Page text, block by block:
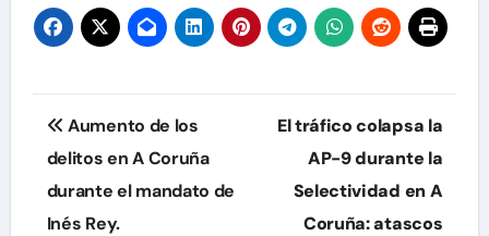
Navegación
de
entradas
Aumento de los
delitos en A Coruña
durante el mandato de
Inés Rey.
El tráfico colapsa la
AP-9 durante la
Selectividad en A
Coruña: atascos